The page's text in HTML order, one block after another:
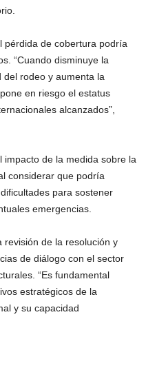
pérdida de cobertura podría
“Cuando disminuye la
rodeo y aumenta la
en riesgo el estatus
alcanzados”,
impacto de la medida sobre la
considerar que podría
para sostener
emergencias.
revisión de la resolución y
de diálogo con el sector
“Es fundamental
estratégicos de la
y su capacidad